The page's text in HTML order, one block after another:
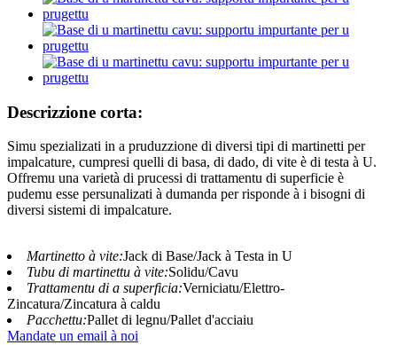
Descrizzione corta:
Simu spezializati in a pruduzzione di diversi tipi di martinetti per
impalcature, cumpresi quelli di basa, di dado, di vite è di testa à U.
Offremu una varietà di prucessi di trattamentu di superficie è
pudemu esse persunalizati à dumanda per risponde à i bisogni di
diversi sistemi di impalcature.
Martinetto à vite:Jack di Base/Jack à Testa in U
Tubu di martinettu à vite:Solidu/Cavu
Trattamentu di a superficia:Verniciatu/Elettro-
Zincatura/Zincatura à caldu
Pacchettu:Pallet di legnu/Pallet d'acciaiu
Mandate un email à noi